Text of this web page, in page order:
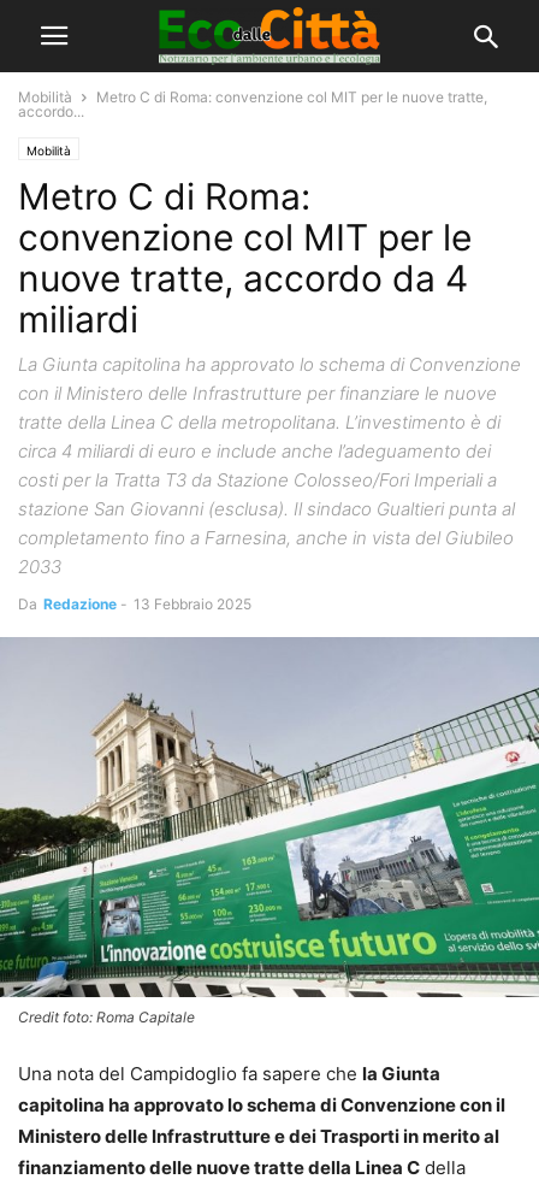
Mobilità
Metro C di Roma: convenzione col MIT per le nuove tratte,
accordo...
Mobilità
Metro C di Roma:
convenzione col MIT per le
nuove tratte, accordo da 4
miliardi
La Giunta capitolina ha approvato lo schema di Convenzione
con il Ministero delle Infrastrutture per finanziare le nuove
tratte della Linea C della metropolitana. L’investimento è di
circa 4 miliardi di euro e include anche l’adeguamento dei
costi per la Tratta T3 da Stazione Colosseo/Fori Imperiali a
stazione San Giovanni (esclusa). Il sindaco Gualtieri punta al
completamento fino a Farnesina, anche in vista del Giubileo
2033
Da Redazione - 13 Febbraio 2025
Credit foto: Roma Capitale
Una nota del Campidoglio fa sapere che la Giunta
capitolina ha approvato lo schema di Convenzione con il
Ministero delle Infrastrutture e dei Trasporti in merito al
finanziamento delle nuove tratte della Linea C della